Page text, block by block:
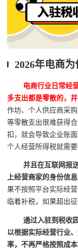
2026年电商为
电商行业日常经
多支出都是零散的，
作坊、个人供应商采
等零散支出很难获得
扣，就会导致企业账
个人经营所得税就需
并且在互联网报
上经营商家的身份信
果不按照平台实际经
临着补税，如果超出
通过入驻到税收
以根据实际经营行业
率，不再严格按照成本